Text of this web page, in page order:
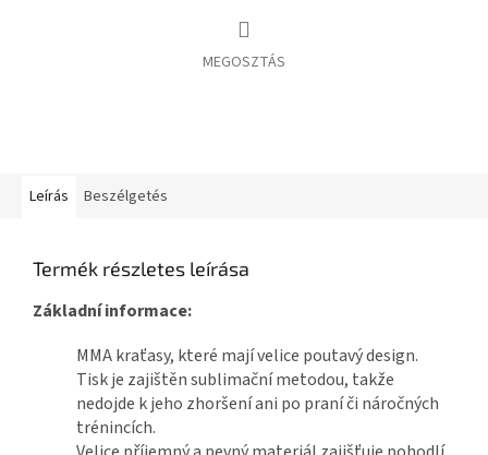
MEGOSZTÁS
Leírás Beszélgetés
Termék részletes leírása
Základní informace:
MMA kraťasy, které mají velice poutavý design.
Tisk je zajištěn sublimační metodou, takže
nedojde k jeho zhoršení ani po praní či náročných
trénincích.